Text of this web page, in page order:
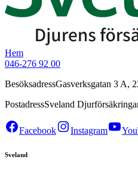
Hem
046-276 92 00
BesöksadressGasverksgatan 3 A,
PostadressSveland
Facebook Instagram
Sveland